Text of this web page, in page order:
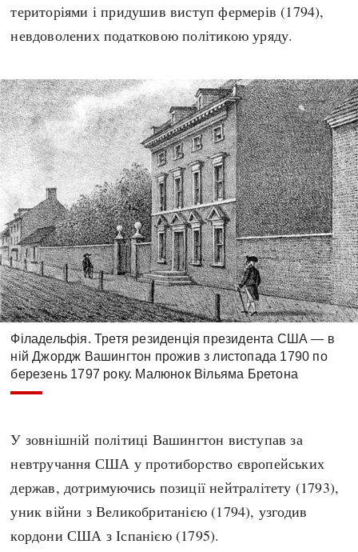
територіями і придушив виступ фермерів (1794),
невдоволених податковою політикою уряду.
Філадельфія. Третя резиденція президента США — в
ній Джордж Вашингтон прожив з листопада 1790 по
березень 1797 року. Малюнок Вільяма Бретона
У зовнішній політиці Вашингтон виступав за
невтручання США у протиборство європейських
держав, дотримуючись позиції нейтралітету (1793),
уник війни з Великобританією (1794), узгодив
кордони США з Іспанією (1795).